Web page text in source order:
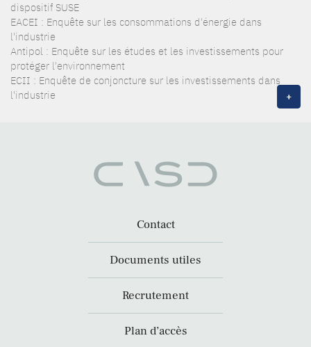
dispositif SUSE
EACEI : Enquête sur les consommations d'énergie dans
l'industrie
Antipol : Enquête sur les études et les investissements pour
protéger l'environnement
ECII : Enquête de conjoncture sur les investissements dans
l'industrie
+
Contact
Documents utiles
Recrutement
Plan d’accès